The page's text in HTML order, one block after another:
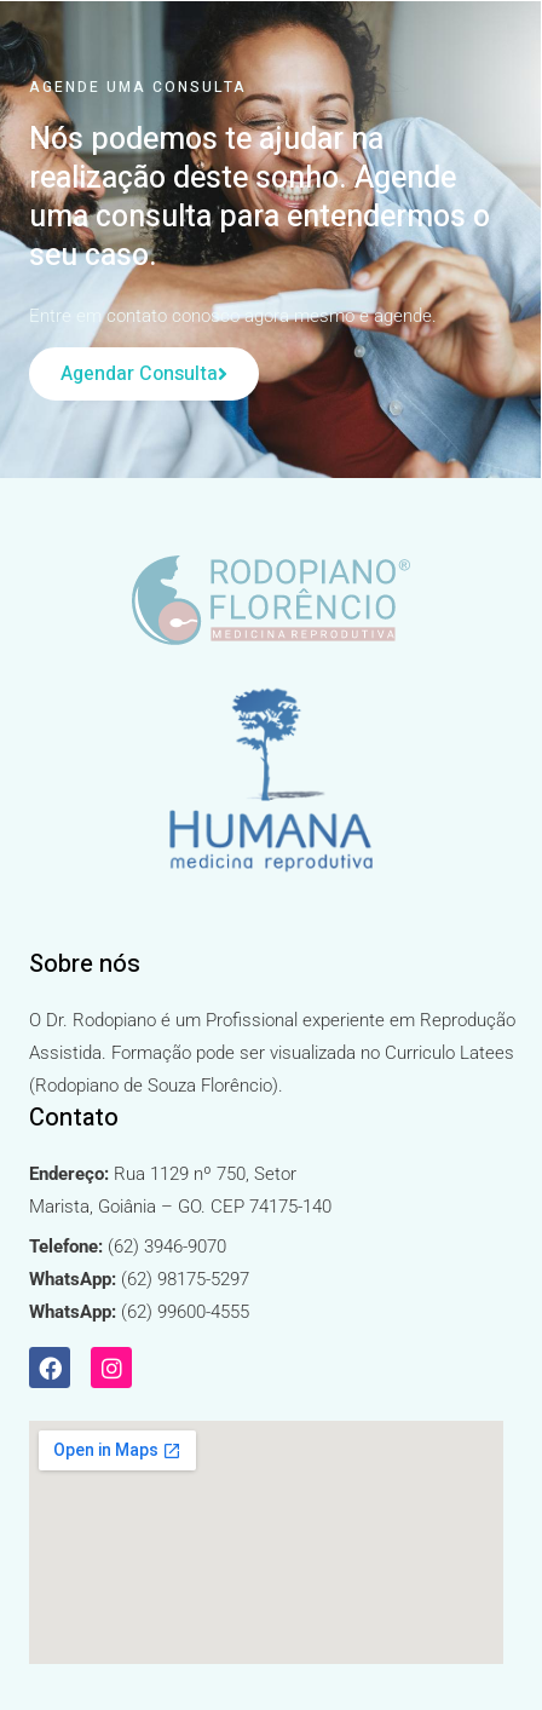
AGENDE UMA CONSULTA
Nós podemos te ajudar na
realização deste sonho. Agende
uma consulta para entendermos o
seu caso.
Entre em contato conosco agora mesmo e agende.
Agendar Consulta
Sobre nós
O Dr. Rodopiano é um Profissional experiente em Reprodução
Assistida. Formação pode ser visualizada no Curriculo Latees
(Rodopiano de Souza Florêncio).
Contato
Endereço: Rua 1129 nº 750, Setor
Marista, Goiânia – GO. CEP 74175-140
Telefone: (62) 3946-9070
WhatsApp: (62) 98175-5297
WhatsApp: (62) 99600-4555
F
c
e
b
I
s
t
a